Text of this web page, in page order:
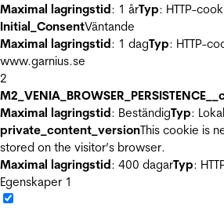
Maximal lagringstid: 1 årTyp: HTTP-
Initial_ConsentVäntande
Maximal lagringstid: 1 dagTyp: HTTP-
www.garnius.se
2
Maximal lagringstid: BeständigTyp:
private_content_versionThis cookie is
stored on the visitor’s browser.
Maximal lagringstid: 400 dagarTyp:
Egenskaper 1